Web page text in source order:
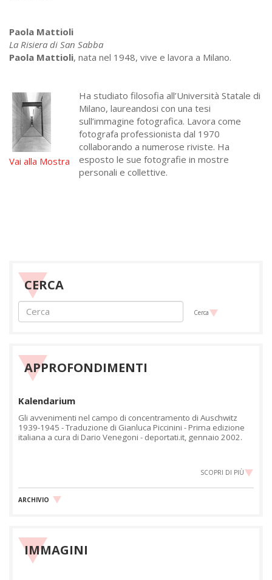
Paola Mattioli
La Risiera di San Sabba
Paola Mattioli, nata nel 1948, vive e lavora a Milano.
Vai alla Mostra
Ha studiato filosofia all’Università Statale di
Milano, laureandosi con una tesi
sull’immagine fotografica. Lavora come
fotografa professionista dal 1970
collaborando a numerose riviste. Ha
esposto le sue fotografie in mostre
personali e collettive.
CERCA
Cerca
APPROFONDIMENTI
Kalendarium
Gli avvenimenti nel campo di concentramento di Auschwitz
1939-1945 - Traduzione di Gianluca Piccinini - Prima edizione
italiana a cura di Dario Venegoni - deportati.it, gennaio 2002.
SCOPRI DI PIÙ
ARCHIVIO
IMMAGINI